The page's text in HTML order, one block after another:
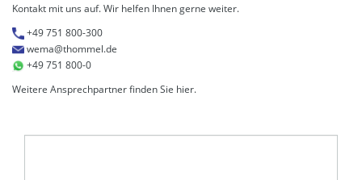
Kontakt mit uns auf. Wir helfen Ihnen gerne weiter.
+49 751 800-300
wema@thommel.de
+49 751 800-0
Weitere Ansprechpartner finden Sie hier.